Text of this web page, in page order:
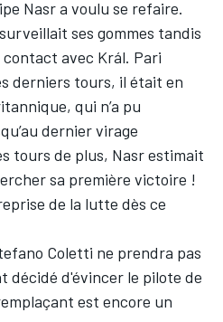
Nasr a voulu se refaire.
ses gommes tandis
avec Král. Pari
derniers tours, il était en
qui n’a pu
dernier virage
tours de plus, Nasr estimait
sa première victoire !
de la lutte dès ce
Coletti ne prendra pas
décidé d'évincer le pilote de
est encore un